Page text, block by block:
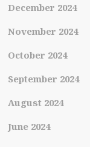
December 2024
November 2024
October 2024
September 2024
August 2024
June 2024